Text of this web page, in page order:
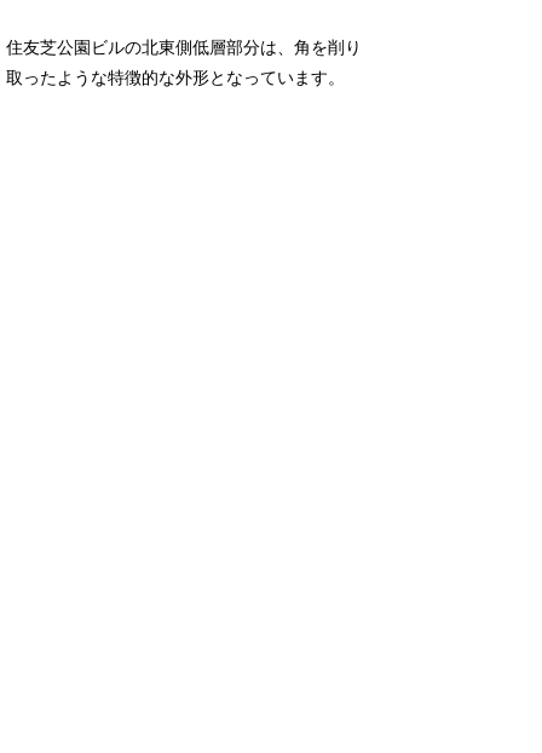
住友芝公園ビルの北東側低層部分は、角を削り
取ったような特徴的な外形となっています。